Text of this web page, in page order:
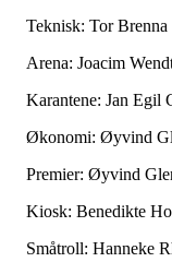
Teknisk: Tor Brenna
Arena: Joacim
Karantene: Jan Egil
Økonomi: Øyvind
Premier: Øyvind
Kiosk: Benedikte
Småtroll: Hanneke